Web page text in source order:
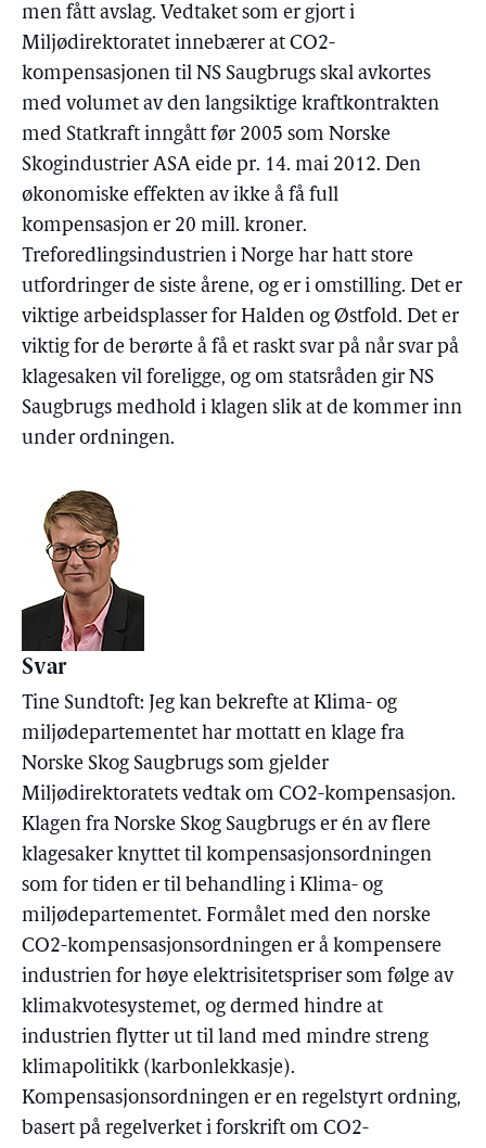
men fått avslag. Vedtaket som er gjort i
Miljødirektoratet innebærer at CO2-
kompensasjonen til NS Saugbrugs skal avkortes
med volumet av den langsiktige kraftkontrakten
med Statkraft inngått før 2005 som Norske
Skogindustrier ASA eide pr. 14. mai 2012. Den
økonomiske effekten av ikke å få full
kompensasjon er 20 mill. kroner.
Treforedlingsindustrien i Norge har hatt store
utfordringer de siste årene, og er i omstilling. Det er
viktige arbeidsplasser for Halden og Østfold. Det er
viktig for de berørte å få et raskt svar på når svar på
klagesaken vil foreligge, og om statsråden gir NS
Saugbrugs medhold i klagen slik at de kommer inn
under ordningen.
Svar
Tine Sundtoft: Jeg kan bekrefte at Klima- og
miljødepartementet har mottatt en klage fra
Norske Skog Saugbrugs som gjelder
Miljødirektoratets vedtak om CO2-kompensasjon.
Klagen fra Norske Skog Saugbrugs er én av flere
klagesaker knyttet til kompensasjonsordningen
som for tiden er til behandling i Klima- og
miljødepartementet. Formålet med den norske
CO2-kompensasjonsordningen er å kompensere
industrien for høye elektrisitetspriser som følge av
klimakvotesystemet, og dermed hindre at
industrien flytter ut til land med mindre streng
klimapolitikk (karbonlekkasje).
Kompensasjonsordningen er en regelstyrt ordning,
basert på regelverket i forskrift om CO2-